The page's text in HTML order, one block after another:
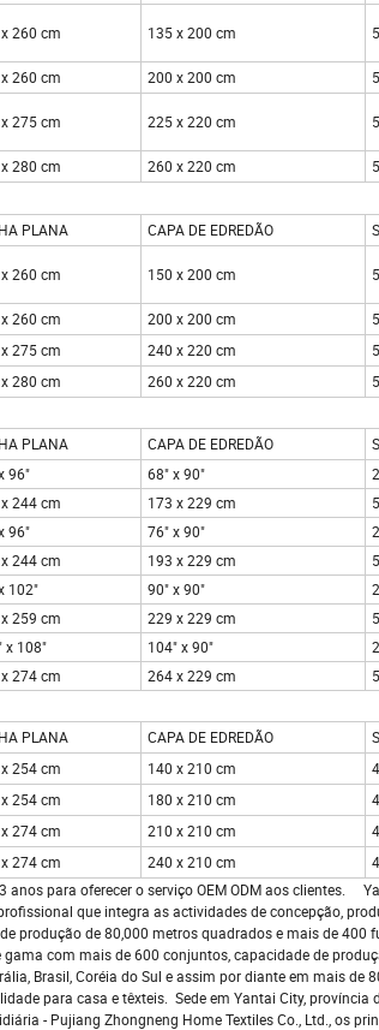
260 cm 135 x 200 cm
260 cm 200 x 200 cm
275 cm 225 x 220 cm
280 cm 260 x 220 cm
PLANA CAPA DE EDREDÃO
260 cm 150 x 200 cm
260 cm 200 x 200 cm
275 cm 240 x 220 cm
280 cm 260 x 220 cm
PLANA CAPA DE EDREDÃO
96" 68" x 90"
244 cm 173 x 229 cm
96" 76" x 90"
244 cm 193 x 229 cm
102" 90" x 90"
259 cm 229 x 229 cm
x 108" 104" x 90"
274 cm 264 x 229 cm
PLANA CAPA DE EDREDÃO
254 cm 140 x 210 cm
254 cm 180 x 210 cm
274 cm 210 x 210 cm
274 cm 240 x 210 cm
anos para oferecer o serviço OEM ODM aos clientes.
que integra as actividades de concepção,
produção de 80,000 metros quadrados e mais de
com mais de 600 conjuntos, capacidade de
Brasil, Coréia do Sul e assim por diante em mais de
para casa e têxteis. Sede em Yantai City, província
- Pujiang Zhongneng Home Textiles Co., Ltd., os